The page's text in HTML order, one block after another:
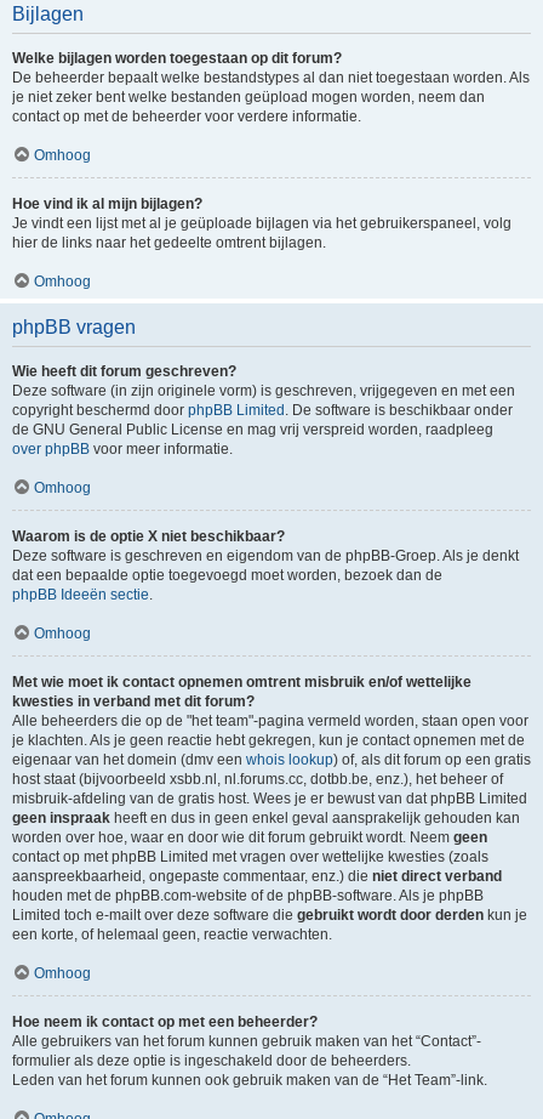
Bijlagen
Welke bijlagen worden toegestaan op dit forum?
De beheerder bepaalt welke bestandstypes al dan niet toegestaan worden. Als
je niet zeker bent welke bestanden geüpload mogen worden, neem dan
contact op met de beheerder voor verdere informatie.
Omhoog
Hoe vind ik al mijn bijlagen?
Je vindt een lijst met al je geüploade bijlagen via het gebruikerspaneel, volg
hier de links naar het gedeelte omtrent bijlagen.
Omhoog
phpBB vragen
Wie heeft dit forum geschreven?
Deze software (in zijn originele vorm) is geschreven, vrijgegeven en met een
copyright beschermd door phpBB Limited . De software is beschikbaar onder
de GNU General Public License en mag vrij verspreid worden, raadpleeg
over phpBB voor meer informatie.
Omhoog
Waarom is de optie X niet beschikbaar?
Deze software is geschreven en eigendom van de phpBB-Groep. Als je denkt
dat een bepaalde optie toegevoegd moet worden, bezoek dan de
phpBB Ideeën sectie.
Omhoog
Met wie moet ik contact opnemen omtrent misbruik en/of wettelijke
kwesties in verband met dit forum?
Alle beheerders die op de "het team"-pagina vermeld worden, staan open voor
je klachten. Als je geen reactie hebt gekregen, kun je contact opnemen met de
eigenaar van het domein (dmv een whois lookup) of, als dit forum op een gratis
host staat (bijvoorbeeld xsbb.nl, nl.forums.cc, dotbb.be, enz.), het beheer of
misbruik-afdeling van de gratis host. Wees je er bewust van dat phpBB Limited
geen inspraak heeft en dus in geen enkel geval aansprakelijk gehouden kan
worden over hoe, waar en door wie dit forum gebruikt wordt. Neem geen
contact op met phpBB Limited met vragen over wettelijke kwesties (zoals
aanspreekbaarheid, ongepaste commentaar, enz.) die niet direct verband
houden met de phpBB.com-website of de phpBB-software. Als je phpBB
Limited toch e-mailt over deze software die gebruikt wordt door derden kun je
een korte, of helemaal geen, reactie verwachten.
Omhoog
Hoe neem ik contact op met een beheerder?
Alle gebruikers van het forum kunnen gebruik maken van het “Contact”-
formulier als deze optie is ingeschakeld door de beheerders.
Leden van het forum kunnen ook gebruik maken van de “Het Team”-link.